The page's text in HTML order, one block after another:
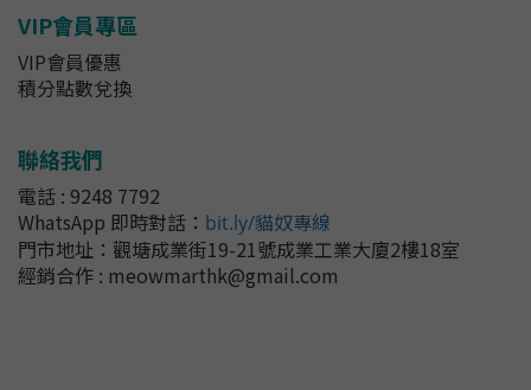
VIP會員專區
VIP會員優惠
積分點數兌換
聯絡我們
電話 : 9248 7792
WhatsApp 即時對話 ： bit.ly/貓奴專線
門市地址： 觀塘成業街19-21號成業工業大廈2樓18室
經銷合作 : meowmarthk@gmail.com